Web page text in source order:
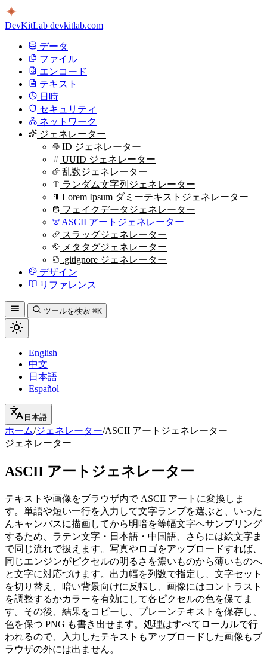
DevKitLab devkitlab.com
データ
ファイル
エンコード
テキスト
日時
セキュリティ
ネットワーク
ジェネレーター
ID ジェネレーター
UUID ジェネレーター
乱数ジェネレーター
ランダム文字列ジェネレーター
Lorem Ipsum ダミーテキストジェネレーター
フェイクデータジェネレーター
ASCII アートジェネレーター
スラッグジェネレーター
メタタグジェネレーター
.gitignore ジェネレーター
デザイン
リファレンス
ツールを検索 ⌘K
English
中文
日本語
Español
日本語
ホーム/ジェネレーター/ASCII アートジェネレーター
ジェネレーター
ASCII アートジェネレーター
テキストや画像をブラウザ内で ASCII アートに変換しま
す。単語や短い一行を入力して文字ランプを選ぶと、いった
んキャンバスに描画してから明暗を等幅文字へサンプリング
するため、ラテン文字・日本語・中国語、さらには絵文字ま
で同じ流れで扱えます。写真やロゴをアップロードすれば、
同じエンジンがピクセルの明るさを濃いものから薄いものへ
と文字に対応づけます。出力幅を列数で指定し、文字セット
を切り替え、暗い背景向けに反転し、画像にはコントラスト
を調整するかカラーを有効にして各ピクセルの色を保てま
す。その後、結果をコピーし、プレーンテキストを保存し、
色を保つ PNG も書き出せます。処理はすべてローカルで行
われるので、入力したテキストもアップロードした画像もブ
ラウザの外には出ません。